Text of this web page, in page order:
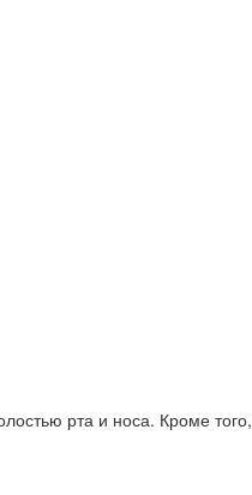
рта и носа. Кроме того,